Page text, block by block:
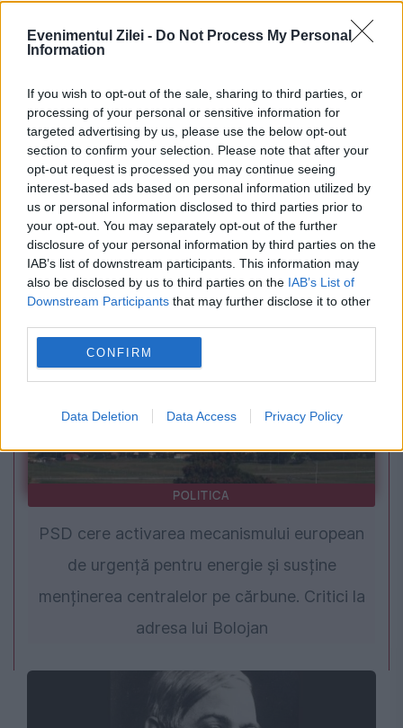
Evenimentul Zilei - Do Not Process My Personal
Information
If you wish to opt-out of the sale, sharing to third parties, or
processing of your personal or sensitive information for
targeted advertising by us, please use the below opt-out
section to confirm your selection. Please note that after your
opt-out request is processed you may continue seeing
interest-based ads based on personal information utilized by
us or personal information disclosed to third parties prior to
your opt-out. You may separately opt-out of the further
disclosure of your personal information by third parties on the
IAB’s list of downstream participants. This information may
also be disclosed by us to third parties on the IAB’s List of
Downstream Participants that may further disclose it to other
CONFIRM
Data Deletion Data Access Privacy Policy
SPORT
Lovitură pe piața transferurilor: Un
internațional român a semnat cu o echipă din
Anglia
POLITICA
PSD cere activarea mecanismului european
de urgență pentru energie și susține
menținerea centralelor pe cărbune. Critici la
adresa lui Bolojan